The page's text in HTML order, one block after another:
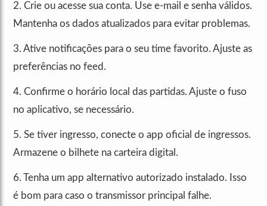
2. Crie ou acesse sua conta. Use e-mail e senha válidos.
Mantenha os dados atualizados para evitar problemas.
3. Ative notificações para o seu time favorito. Ajuste as
preferências no feed.
4. Confirme o horário local das partidas. Ajuste o fuso
no aplicativo, se necessário.
5. Se tiver ingresso, conecte o app oficial de ingressos.
Armazene o bilhete na carteira digital.
6. Tenha um app alternativo autorizado instalado. Isso
é bom para caso o transmissor principal falhe.